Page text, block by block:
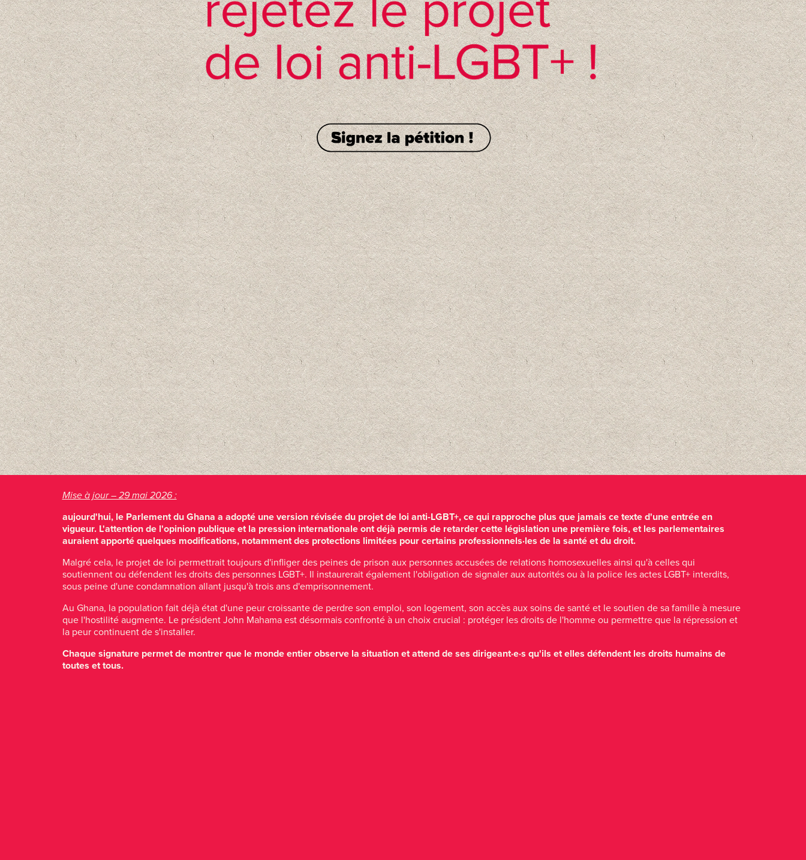
Mise à jour – 29 mai 2026 :
aujourd'hui, le Parlement du Ghana a adopté une version révisée du projet de loi anti-LGBT+, ce qui rapproche plus que jamais ce texte d'une entrée en
vigueur. L'attention de l'opinion publique et la pression internationale ont déjà permis de retarder cette législation une première fois, et les parlementaires
auraient apporté quelques modifications, notamment des protections limitées pour certains professionnels·les de la santé et du droit.
Malgré cela, le projet de loi permettrait toujours d'infliger des peines de prison aux personnes accusées de relations homosexuelles ainsi qu'à celles qui
soutiennent ou défendent les droits des personnes LGBT+. Il instaurerait également l'obligation de signaler aux autorités ou à la police les actes LGBT+ interdits,
sous peine d'une condamnation allant jusqu'à trois ans d'emprisonnement.
Au Ghana, la population fait déjà état d'une peur croissante de perdre son emploi, son logement, son accès aux soins de santé et le soutien de sa famille à mesure
que l'hostilité augmente. Le président John Mahama est désormais confronté à un choix crucial : protéger les droits de l'homme ou permettre que la répression et
la peur continuent de s'installer.
Chaque signature permet de montrer que le monde entier observe la situation et attend de ses dirigeant·e·s qu'ils et elles défendent les droits humains de
toutes et tous.